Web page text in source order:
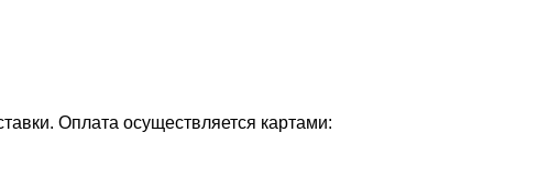
Оплата осуществляется картами: